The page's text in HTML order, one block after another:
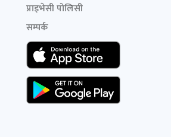
प्राइभेसी पोलिसी
सम्पर्क